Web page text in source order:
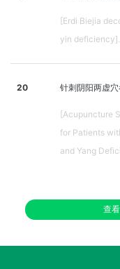
[Erdi Biejia
yin deficiency].
20 针刺阴阳两虚穴
[Acupuncture
for Patients
and Yang
查